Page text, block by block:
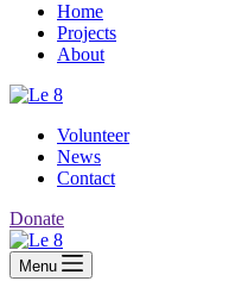
Home
Projects
About
Volunteer
News
Contact
Donate
Menu